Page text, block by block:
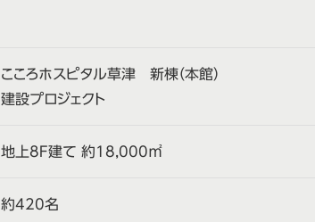
こころホスピタル草津 新棟（本館）
建設プロジェクト
地上8F建て 約18,000㎡
約420名